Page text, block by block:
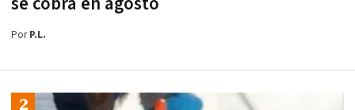
PorP.L.